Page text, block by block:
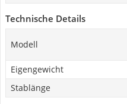
Technische Details
Modell
Eigengewicht
Stablänge